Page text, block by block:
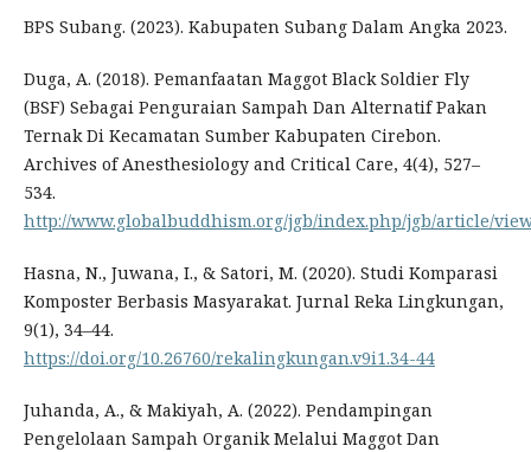
BPS Subang. (2023). Kabupaten Subang Dalam Angka 2023.
Duga, A. (2018). Pemanfaatan Maggot Black Soldier Fly
(BSF) Sebagai Penguraian Sampah Dan Alternatif Pakan
Ternak Di Kecamatan Sumber Kabupaten Cirebon.
Archives of Anesthesiology and Critical Care, 4(4), 527–
534.
http://www.globalbuddhism.org/jgb/index.php/jgb/article/
Hasna, N., Juwana, I., & Satori, M. (2020). Studi Komparasi
Komposter Berbasis Masyarakat. Jurnal Reka Lingkungan,
9(1), 34–44.
https://doi.org/10.26760/rekalingkungan.v9i1.34-44
Juhanda, A., & Makiyah, A. (2022). Pendampingan
Pengelolaan Sampah Organik Melalui Maggot Dan